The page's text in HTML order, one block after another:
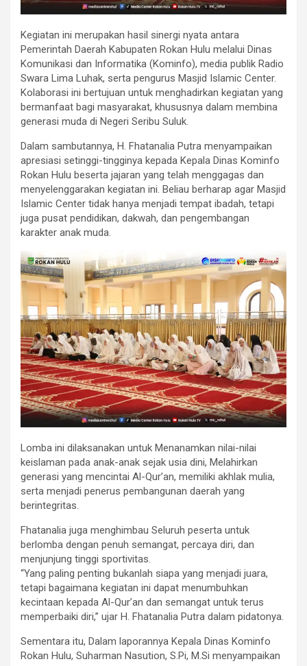
Kegiatan ini merupakan hasil sinergi nyata antara
Pemerintah Daerah Kabupaten Rokan Hulu melalui Dinas
Komunikasi dan Informatika (Kominfo), media publik Radio
Swara Lima Luhak, serta pengurus Masjid Islamic Center.
Kolaborasi ini bertujuan untuk menghadirkan kegiatan yang
bermanfaat bagi masyarakat, khususnya dalam membina
generasi muda di Negeri Seribu Suluk.
Dalam sambutannya, H. Fhatanalia Putra menyampaikan
apresiasi setinggi-tingginya kepada Kepala Dinas Kominfo
Rokan Hulu beserta jajaran yang telah menggagas dan
menyelenggarakan kegiatan ini. Beliau berharap agar Masjid
Islamic Center tidak hanya menjadi tempat ibadah, tetapi
juga pusat pendidikan, dakwah, dan pengembangan
karakter anak muda.
Lomba ini dilaksanakan untuk Menanamkan nilai-nilai
keislaman pada anak-anak sejak usia dini, Melahirkan
generasi yang mencintai Al-Qur’an, memiliki akhlak mulia,
serta menjadi penerus pembangunan daerah yang
berintegritas.
Fhatanalia juga menghimbau Seluruh peserta untuk
berlomba dengan penuh semangat, percaya diri, dan
menjunjung tinggi sportivitas.
“Yang paling penting bukanlah siapa yang menjadi juara,
tetapi bagaimana kegiatan ini dapat menumbuhkan
kecintaan kepada Al-Qur’an dan semangat untuk terus
memperbaiki diri,” ujar H. Fhatanalia Putra dalam pidatonya.
Sementara itu, Dalam laporannya Kepala Dinas Kominfo
Rokan Hulu, Suharman Nasution, S.Pi, M.Si menyampaikan